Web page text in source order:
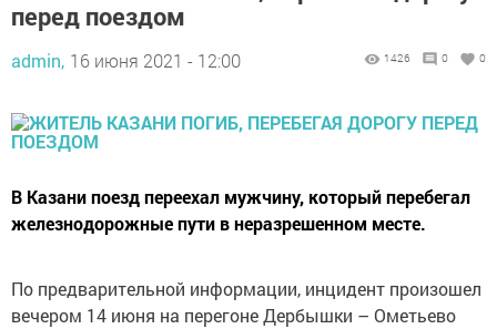
перед поездом
admin, 16 июня 2021 - 12:00 1426 0 0
В Казани поезд переехал мужчину, который перебегал
железнодорожные пути в неразрешенном месте.
По предварительной информации, инцидент произошел
вечером 14 июня на перегоне Дербышки – Ометьево